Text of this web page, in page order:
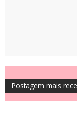
Postagem mais